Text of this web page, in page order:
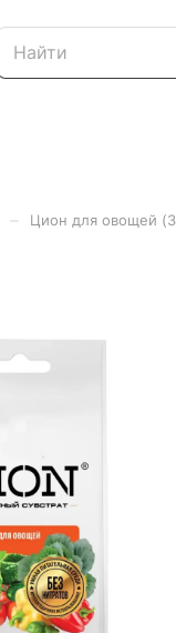
Цион для овощей